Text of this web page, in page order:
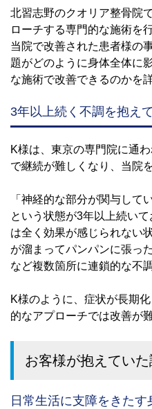
北習志野のクオリア整骨院
ローチする専門的な施術を
当院で改善された患者様の
題がどのように身体全体に
な施術で改善できるのかを
3年以上続く不調を抱え
K様は、東京の専門院に通
で継続が難しくなり、当院
「神経的な部分が関与して
という状態が3年以上続い
は全く効果が感じられない
が溜まってパンパンに張っ
など複数箇所に連鎖的な不
K様のように、症状が長期
的なアプローチでは改善が
お客様が抱えてい
日常生活に支障をきた